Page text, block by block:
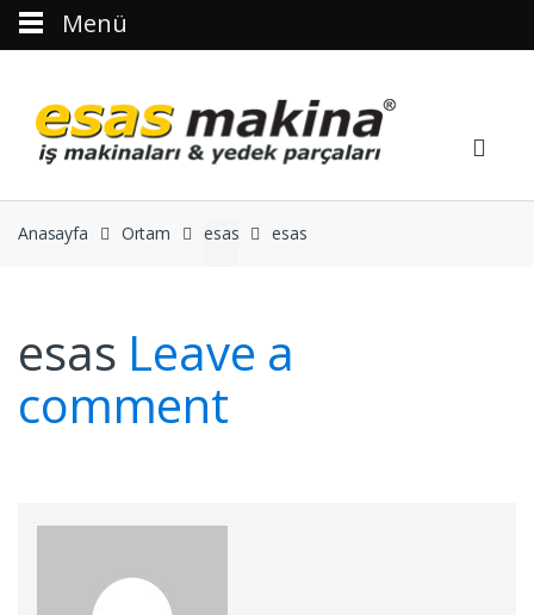
Anasayfa Ortam esas esas
esas Leave a
comment
Menü